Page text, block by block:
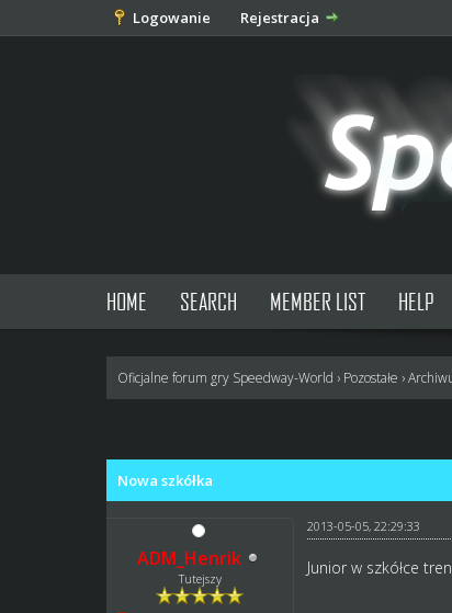
Logowanie Rejestracja
HOME SEARCH MEMBER LIST HELP
Oficjalne forum gry Speedway-World › Pozostałe ›
Nowa szkółka
ADM_Henrik
Tutejszy
2013-05-05, 22:29:33
Junior w szkółce